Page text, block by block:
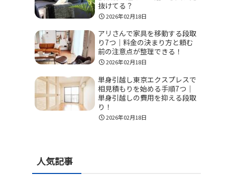
抜けてる？
2026年02月18日
アリさんで家具を移動する段取
り7つ｜料金の決まり方と頼む
前の注意点が整理できる！
2026年02月18日
単身引越し東京エクスプレスで
相見積もりを始める手順7つ｜
単身引越しの費用を抑える段取
り！
2026年02月18日
人気記事